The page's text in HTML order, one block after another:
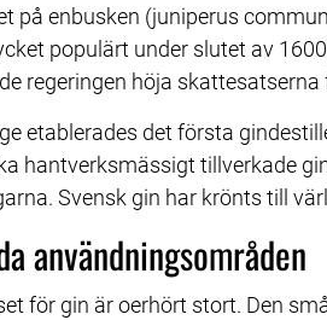
på enbusken (juniperus
populärt under slutet av
regeringen höja
etablerades det första
hantverksmässigt tillverkade
Svensk gin har krönts till
användningsområden
för gin är oerhört stort. Den